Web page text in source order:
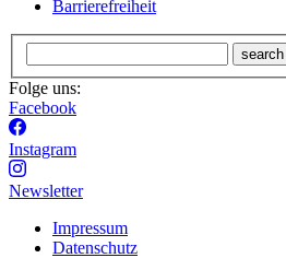
Barrierefreiheit
search
Folge uns:
Facebook
Instagram
Newsletter
Impressum
Datenschutz